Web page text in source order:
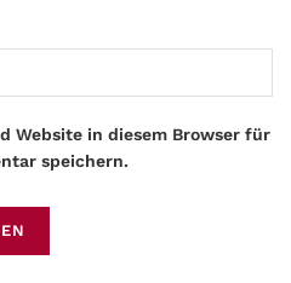
Website in diesem Browser für
speichern.